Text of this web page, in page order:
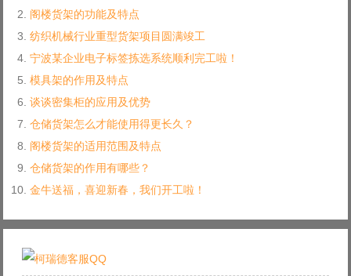
阁楼货架的功能及特点
纺织机械行业重型货架项目圆满竣工
宁波某企业电子标签拣选系统顺利完工啦！
模具架的作用及特点
谈谈密集柜的应用及优势
仓储货架怎么才能使用得更长久？
阁楼货架的适用范围及特点
仓储货架的作用有哪些？
金牛送福，喜迎新春，我们开工啦！